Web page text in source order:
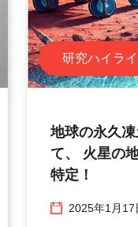
研究ハイライ
地球の永久
て、 火星の
特定！
2025年1月17